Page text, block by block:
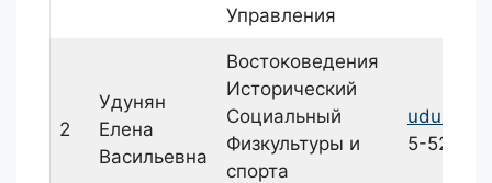
Управления
2
Удунян
Елена
Васильевна
Востоковедения
Исторический
Социальный
Физкультуры и
спорта
5-52